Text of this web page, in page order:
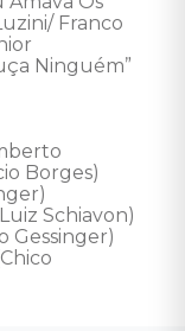
Franco
Ninguém”
Borges)
Schiavon)
Gessinger)